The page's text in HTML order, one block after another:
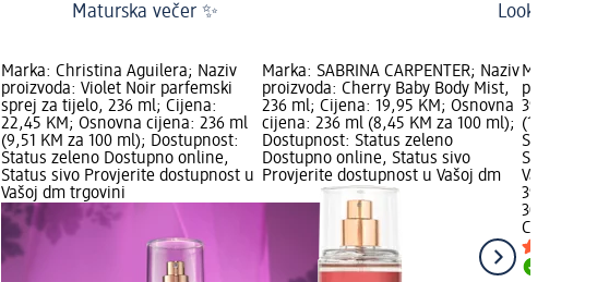
Maturska večer ✨ Look za
Marka: Christina Aguilera; Naziv
proizvoda: Violet Noir parfemski
sprej za tijelo, 236 ml; Cijena:
22,45 KM; Osnovna cijena: 236 ml
(9,51 KM za 100 ml); Dostupnost:
Status zeleno Dostupno online,
Status sivo Provjerite dostupnost u
Vašoj dm trgovini
Marka: SABRINA CARPENTER; Naziv
proizvoda: Cherry Baby Body Mist,
236 ml; Cijena: 19,95 KM; Osnovna
cijena: 236 ml (8,45 KM za 100 ml);
Dostupnost: Status zeleno
Dostupno online, Status sivo
Provjerite dostupnost u Vašoj dm
Marka:
proizvoda:
39,95 KM;
(133,17 KM
Status
Status sivo
Vašoj dm
39,95 KM
30 ml
Christina